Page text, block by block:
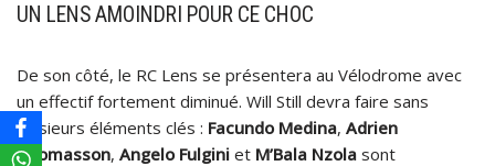
UN LENS AMOINDRI POUR CE CHOC
De son côté, le RC Lens se présentera au Vélodrome avec
un effectif fortement diminué. Will Still devra faire sans
plusieurs éléments clés : Facundo Medina, Adrien
Thomasson, Angelo Fulgini et M’Bala Nzola sont